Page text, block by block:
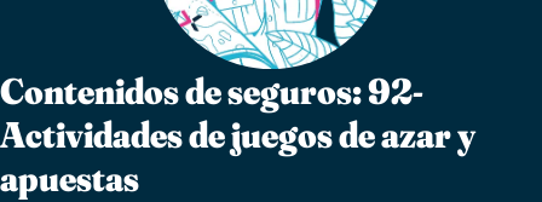
Contenidos de seguros: 92-
Actividades de juegos de azar y
apuestas